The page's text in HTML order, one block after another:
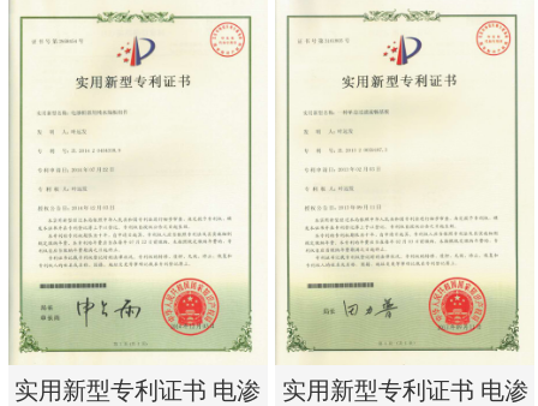
实用新型专利证书 电渗
实用新型专利证书 电渗